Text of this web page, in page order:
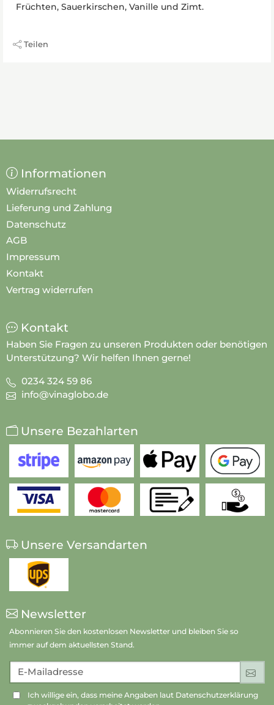
Früchten, Sauerkirschen, Vanille und Zimt.
Teilen
Informationen
Widerrufsrecht
Lieferung und Zahlung
Datenschutz
AGB
Impressum
Kontakt
Vertrag widerrufen
Kontakt
Haben Sie Fragen zu unseren Produkten oder benötigen
Unterstützung? Wir helfen Ihnen gerne!
0234 324 59 86
info@vinaglobo.de
Unsere Bezahlarten
Unsere Versandarten
Newsletter
Abonnieren Sie den kostenlosen Newsletter und bleiben Sie so
immer auf dem aktuellsten Stand.
E-Mailadresse
Ich willige ein, dass meine Angaben laut Datenschutzerklärung